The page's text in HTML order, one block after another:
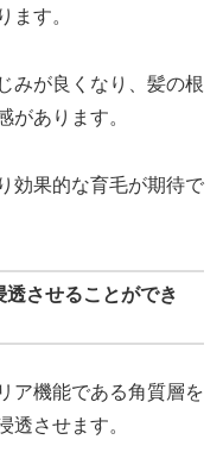
ます。
みが良くなり、髪の根
があります。
効果的な育毛が期待で
させることができ
ア機能である角質層を
透させます。